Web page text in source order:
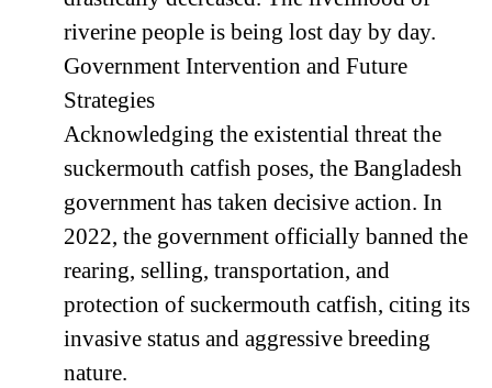
riverine people is being lost day by day.
Government Intervention and Future
Strategies
Acknowledging the existential threat the
suckermouth catfish poses, the Bangladesh
government has taken decisive action. In
2022, the government officially banned the
rearing, selling, transportation, and
protection of suckermouth catfish, citing its
invasive status and aggressive breeding
nature.